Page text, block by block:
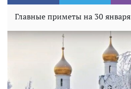
Главные приметы на 30 января